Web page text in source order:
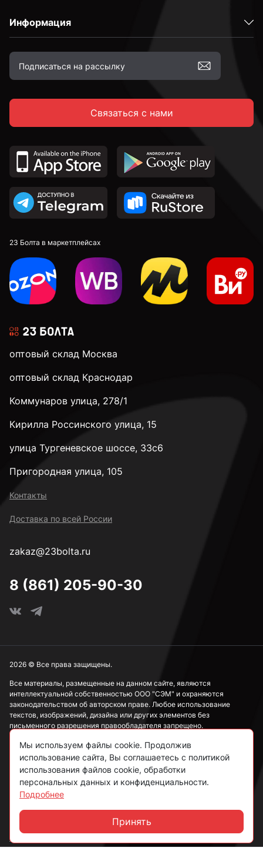
Информация
Связаться с нами
23 Болта в маркетплейсах
оптовый склад Москва
оптовый склад Краснодар
Коммунаров улица, 278/1
Кирилла Россинского улица, 15
улица Тургеневское шоссе, 33с6
Пригородная улица, 105
Контакты
Доставка по всей России
zakaz@23bolta.ru
8 (861) 205-90-30
Все материалы, размещенные на данном сайте, являются
интеллектуальной собственностью ООО "СЭМ" и охраняются
законодательством об авторском праве. Любое использование
текстов, изображений, дизайна или других элементов без
письменного разрешения правообладателя запрещено.
Информация, представленная на сайте, носит исключительно
ознакомительный характер и не может рассматриваться как
публичная оферта в соответствии со ст. 437 ГК РФ.
Политика конфиденциальности
Согласие на обработку данных
Пользовательское соглашение
2026 © Все права защищены.
Мы используем файлы cookie. Продолжив
использование сайта, Вы соглашаетесь с политикой
использования файлов cookie, обработки
персональных данных и конфиденциальности.
Подробнее
Принять
Чат